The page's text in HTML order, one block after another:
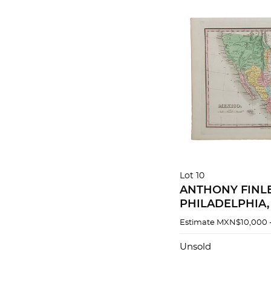
Lot 10
ANTHONY
grabado
Delleker.
Estimate MXN$10,000
Unsold